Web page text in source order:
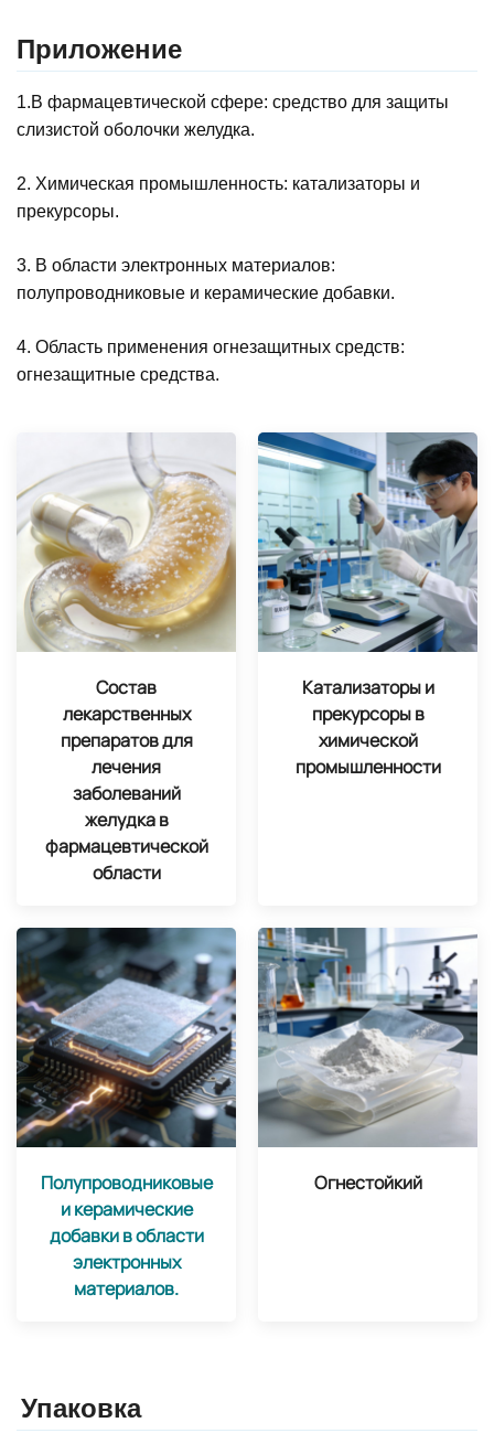
Приложение
1.В фармацевтической сфере: средство для защиты
слизистой оболочки желудка.
2. Химическая промышленность: катализаторы и
прекурсоры.
3. В области электронных материалов:
полупроводниковые и керамические добавки.
4. Область применения огнезащитных средств:
огнезащитные средства.
Состав
лекарственных
препаратов для
лечения
заболеваний
желудка в
фармацевтической
области
Катализаторы и
прекурсоры в
химической
промышленности
Полупроводниковые
и керамические
добавки в области
электронных
материалов.
Огнестойкий
Упаковка